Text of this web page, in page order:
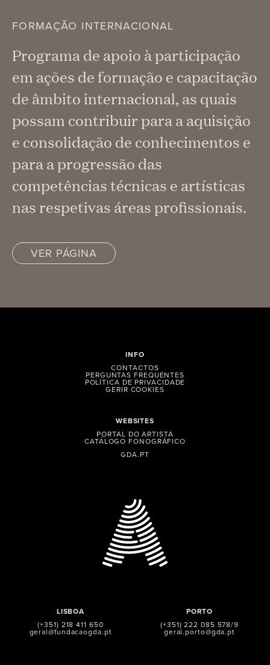
FORMAÇÃO INTERNACIONAL
Programa de apoio à participação
em ações de formação e capacitação
de âmbito internacional, as quais
possam contribuir para a aquisição
e consolidação de conhecimentos e
para a progressão das
competências técnicas e artísticas
nas respetivas áreas profissionais.
VER PÁGINA
LISBOA
(+351) 218 411 650
geral@fundacaogda.pt
PORTO
(+351) 222 085 578/9
geral.porto@gda.pt
WEBSITES
PORTAL DO ARTISTA
CATÁLOGO FONOGRÁFICO
GDA.PT
INFO
CONTACTOS
PERGUNTAS FREQUENTES
POLÍTICA DE PRIVACIDADE
GERIR COOKIES